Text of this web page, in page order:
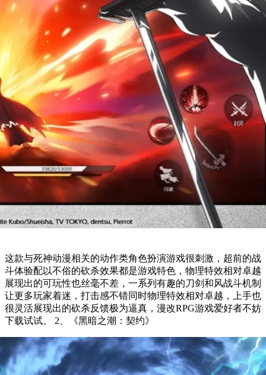
这款与死神动漫相关的动作类角色扮演游戏很刺激，超前的战
斗体验配以不俗的砍杀效果都是游戏特色，物理特效相对卓越
展现出的可玩性也丝毫不差，一系列有趣的刀剑和风战斗机制
让更多玩家着迷，打击感不错同时物理特效相对卓越，上手也
很灵活展现出的砍杀反馈极为逼真，漫改RPG游戏爱好者不妨
下载试试。 2、《黑暗之潮：契约》